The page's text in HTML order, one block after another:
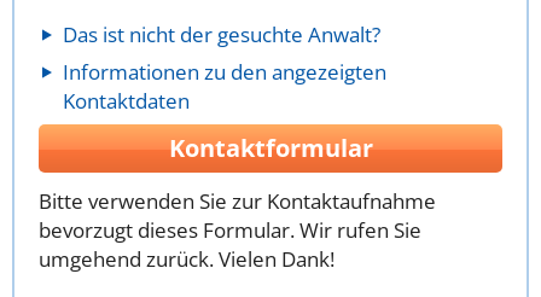
Das ist nicht der gesuchte Anwalt?
Informationen zu den angezeigten
Kontaktdaten
Kontaktformular
Bitte verwenden Sie zur Kontaktaufnahme
bevorzugt dieses Formular. Wir rufen Sie
umgehend zurück. Vielen Dank!